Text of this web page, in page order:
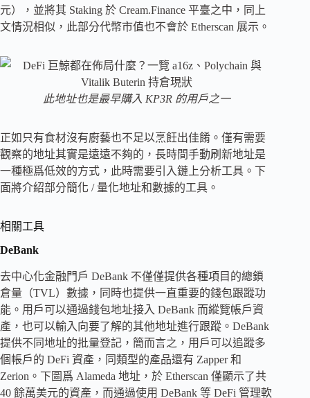
元），並將其 Staking 於 Cream.Finance 平臺之中，同上
文情況相似，此部分代幣市值也不會於 Etherscan 展示。
此地址也是最早購入 KP3R 的用戶之一
正如只有食材沒有廚藝也不足以烹飪出佳餚。僅有需要
觀察的地址其實是遠遠不夠的，長時間手動刷新地址是
一種極爲低效的方式，此時需要引入鏈上分析工具。下
面將介紹部分簡化 / 量化地址和數據的工具。
相關工具
DeBank
去中心化金融門戶 DeBank 不僅僅提供各種項目的總鎖
倉量（TVL）數據，同時也提供一直重要的錢包跟蹤功
能。用戶可以通過錢包地址接入 DeBank 而縱覽帳戶資
產，也可以輸入向要了解的其他地址進行跟蹤。DeBank
提供不同地址的批量登記，簡而言之，用戶可以追蹤多
個帳戶的 DeFi 資產，同類型的產品還有 Zapper 和
Zerion。下圖爲 Alameda 地址，於 Etherscan 僅顯示了共
40 餘萬美元的資產，而通過使用 DeBank 等 DeFi 管理軟